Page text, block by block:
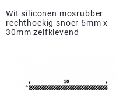
Wit siliconen mosrubber
rechthoekig snoer 6mm x
30mm zelfklevend